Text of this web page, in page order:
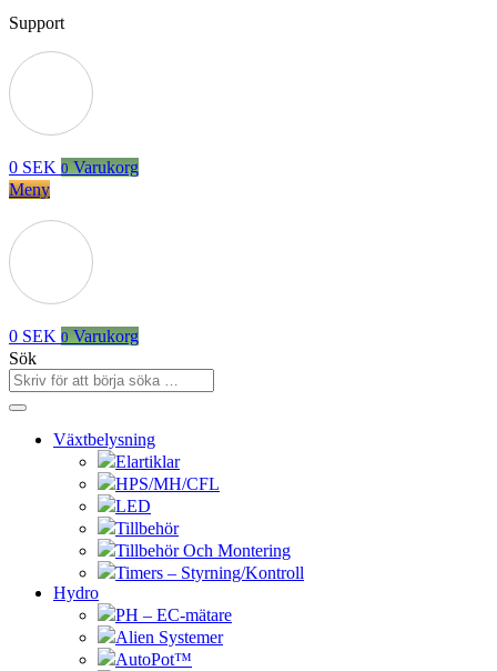
Support
0 SEK 0 Varukorg
Meny
0 SEK 0 Varukorg
Sök
Växtbelysning
Elartiklar
HPS/MH/CFL
LED
Tillbehör
Tillbehör Och Montering
Timers – Styrning/Kontroll
Hydro
PH – EC-mätare
Alien Systemer
AutoPot™